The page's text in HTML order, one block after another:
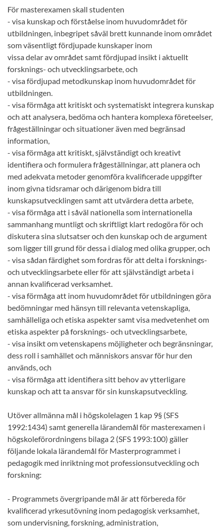
För masterexamen skall studenten
- visa kunskap och förståelse inom huvudområdet för
utbildningen, inbegripet såväl brett kunnande inom området
som väsentligt fördjupade kunskaper inom
vissa delar av området samt fördjupad insikt i aktuellt
forsknings- och utvecklingsarbete, och
- visa fördjupad metodkunskap inom huvudområdet för
utbildningen.
- visa förmåga att kritiskt och systematiskt integrera kunskap
och att analysera, bedöma och hantera komplexa företeelser,
frågeställningar och situationer även med begränsad
information,
- visa förmåga att kritiskt, självständigt och kreativt
identifiera och formulera frågeställningar, att planera och
med adekvata metoder genomföra kvalificerade uppgifter
inom givna tidsramar och därigenom bidra till
kunskapsutvecklingen samt att utvärdera detta arbete,
- visa förmåga att i såväl nationella som internationella
sammanhang muntligt och skriftligt klart redogöra för och
diskutera sina slutsatser och den kunskap och de argument
som ligger till grund för dessa i dialog med olika grupper, och
- visa sådan färdighet som fordras för att delta i forsknings-
och utvecklingsarbete eller för att självständigt arbeta i
annan kvalificerad verksamhet.
- visa förmåga att inom huvudområdet för utbildningen göra
bedömningar med hänsyn till relevanta vetenskapliga,
samhälleliga och etiska aspekter samt visa medvetenhet om
etiska aspekter på forsknings- och utvecklingsarbete,
- visa insikt om vetenskapens möjligheter och begränsningar,
dess roll i samhället och människors ansvar för hur den
används, och
- visa förmåga att identifiera sitt behov av ytterligare
kunskap och att ta ansvar för sin kunskapsutveckling.
Utöver allmänna mål i högskolelagen 1 kap 9§ (SFS
1992:1434) samt generella lärandemål för masterexamen i
högskoleförordningens bilaga 2 (SFS 1993:100) gäller
följande lokala lärandemål för Masterprogrammet i
pedagogik med inriktning mot professionsutveckling och
forskning:
- Programmets övergripande mål är att förbereda för
kvalificerad yrkesutövning inom pedagogisk verksamhet,
som undervisning, forskning, administration,